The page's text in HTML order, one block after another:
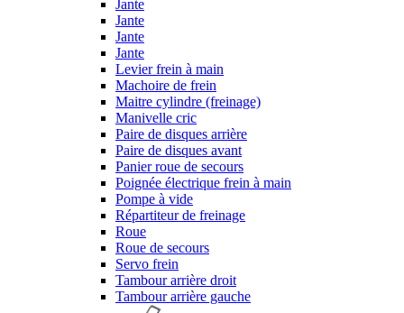
Jante
Jante
Jante
Jante
Levier frein à main
Machoire de frein
Maitre cylindre (freinage)
Manivelle cric
Paire de disques arrière
Paire de disques avant
Panier roue de secours
Poignée électrique frein à main
Pompe à vide
Répartiteur de freinage
Roue
Roue de secours
Servo frein
Tambour arrière droit
Tambour arrière gauche